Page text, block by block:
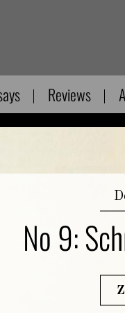
Reviews
No 9: